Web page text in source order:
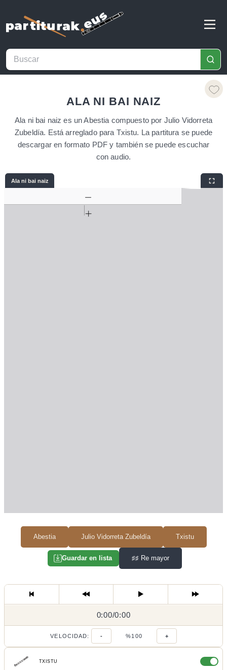
ALA NI BAI NAIZ
Abestia Julio Vidorreta Zubeldía Txistu
Guardar en lista ♯♯ Re mayor
Ala ni bai naiz es un Abestia compuesto por Julio Vidorreta
Zubeldía. Está arreglado para Txistu. La partitura se puede
descargar en formato PDF y también se puede escuchar
con audio.
0:00/
0:00/0:00
VELOCIDAD: - %100 +
TXISTU
Ala ni bai naiz